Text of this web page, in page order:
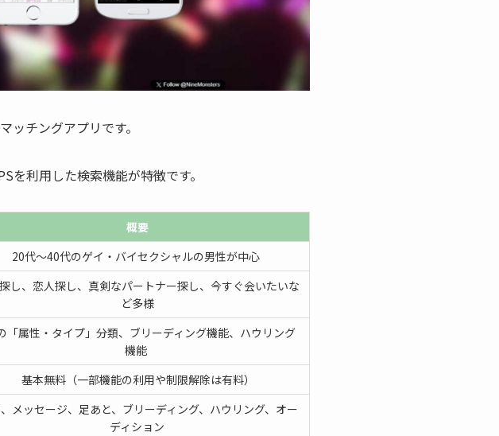
チングアプリです。
を利用した検索機能が特徴です。
概要
20代〜40代のゲイ・バイセクシャルの男性が中心
し、恋人探し、真剣なパートナー探し、今すぐ会いたいな
ど多様
「属性・タイプ」分類、ブリーディング機能、ハウリング
機能
基本無料（一部機能の利用や制限解除は有料）
メッセージ、足あと、ブリーディング、ハウリング、オー
ディション